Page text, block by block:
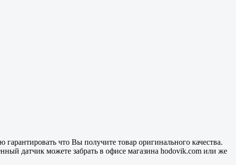
что Вы получите товар оригинального качества.
датчик можете забрать в офисе магазина hodovik.com или же